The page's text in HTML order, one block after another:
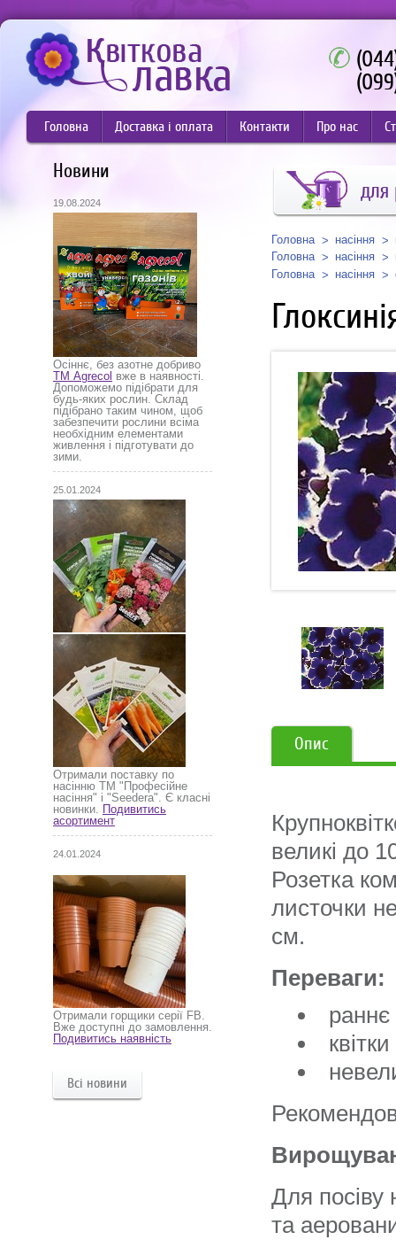
Головна Доставка і оплата Контакти Про нас
Новини
19.08.2024
Осіннє, без азотне добриво
ТМ Agrecol вже в наявності.
Допоможемо підібрати для
будь-яких рослин. Склад
підібрано таким чином, щоб
забезпечити рослини всіма
необхідним елементами
живлення і підготувати до
зими.
25.01.2024
Отримали поставку по
насінню ТМ "Професійне
насіння" і "Seedera". Є класні
новинки. Подивитись
асортимент
24.01.2024
Отримали горщики серії FB.
Вже доступні до замовлення.
Подивитись наявність
Всі новини
для
Головна насіння
Головна
насіння
Головна
насіння
Опис
великі до
Розетка
листочки
см.
Переваги:
раннє
Для посіву
та